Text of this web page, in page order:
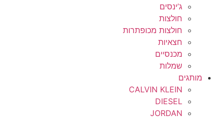
ג’ינסים
חולצות
חולצות מכופתרות
חצאיות
מכנסיים
שמלות
מותגים
CALVIN KLEIN
DIESEL
JORDAN